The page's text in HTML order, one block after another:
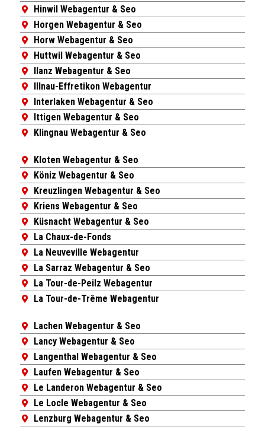
Hinwil Webagentur & Seo
Horgen Webagentur & Seo
Horw Webagentur & Seo
Huttwil Webagentur & Seo
Ilanz Webagentur & Seo
Illnau-Effretikon Webagentur
Interlaken Webagentur & Seo
Ittigen Webagentur & Seo
Klingnau Webagentur & Seo
Kloten Webagentur & Seo
Köniz Webagentur & Seo
Kreuzlingen Webagentur & Seo
Kriens Webagentur & Seo
Küsnacht Webagentur & Seo
La Chaux-de-Fonds
La Neuveville Webagentur
La Sarraz Webagentur & Seo
La Tour-de-Peilz Webagentur
La Tour-de-Trême Webagentur
Lachen Webagentur & Seo
Lancy Webagentur & Seo
Langenthal Webagentur & Seo
Laufen Webagentur & Seo
Le Landeron Webagentur & Seo
Le Locle Webagentur & Seo
Lenzburg Webagentur & Seo